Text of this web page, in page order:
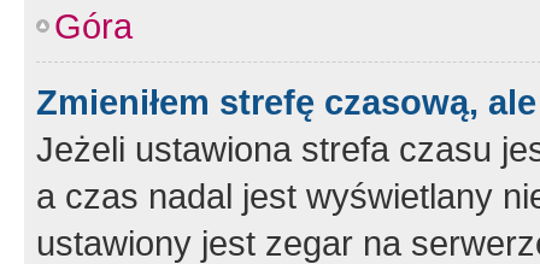
Góra
Zmieniłem strefę czasową,
Jeżeli ustawiona strefa czasu
a czas nadal jest wyświetlany
ustawiony jest zegar na